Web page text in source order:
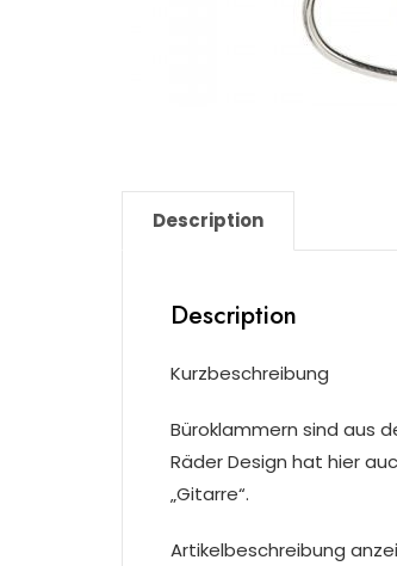
Description
Description
Kurzbeschreibung
Büroklammern sind aus
Räder Design hat hier
„Gitarre“.
Artikelbeschreibung